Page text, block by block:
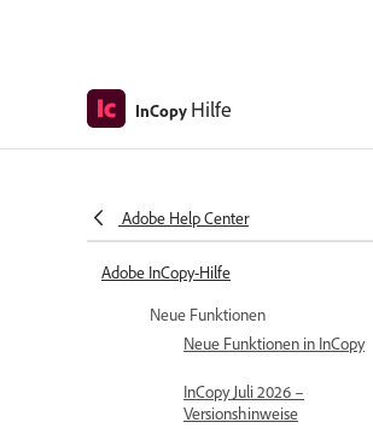
InCopy Hilfe
Adobe Help Center
Adobe InCopy-Hilfe
Neue Funktionen
Neue Funktionen in InCopy
InCopy Juli 2026 –
Versionshinweise